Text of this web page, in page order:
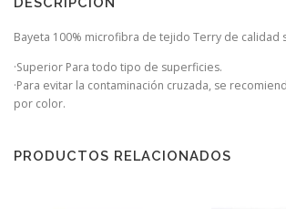
Bayeta 100% microfibra de tejido Terry de calidad
·Superior Para todo tipo de superficies.
·Para evitar la contaminación cruzada, se
por color.
PRODUCTOS RELACIONADOS